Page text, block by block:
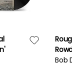
Rough
Rowdy
Bob